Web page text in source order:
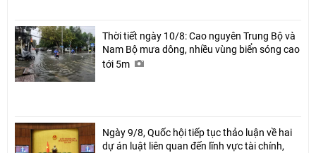
Thời tiết ngày 10/8: Cao nguyên Trung Bộ và
Nam Bộ mưa dông, nhiều vùng biển sóng cao
tới 5m
Ngày 9/8, Quốc hội tiếp tục thảo luận về hai
dự án luật liên quan đến lĩnh vực tài chính,